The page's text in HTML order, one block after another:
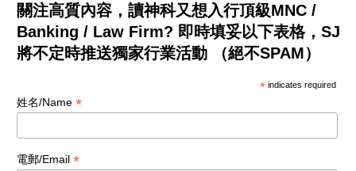
關注高質內容，讀神科又想入行頂級MNC /
Banking / Law Firm? 即時填妥以下表格，SJ
將不定時推送獨家行業活動 （絕不SPAM）
* indicates required
姓名/Name *
電郵/Email *